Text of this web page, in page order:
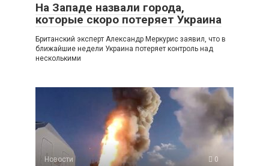
На Западе назвали города,
которые скоро потеряет Украина
Британский эксперт Александр Меркурис заявил, что в
ближайшие недели Украина потеряет контроль над
несколькими
Новости 0